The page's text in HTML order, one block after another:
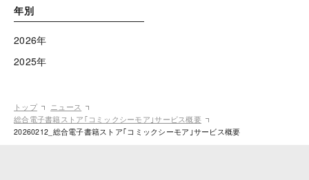
年別
2026年
2025年
トップ
ニュース
総合電子書籍ストア｢コミックシーモア｣サービス概要
20260212_総合電子書籍ストア｢コミックシーモア｣サービス概要